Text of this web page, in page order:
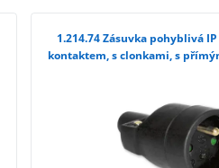
1.214.74 Zásuvka pohyblivá IP 40 s ochranným
kontaktem, s clonkami, s